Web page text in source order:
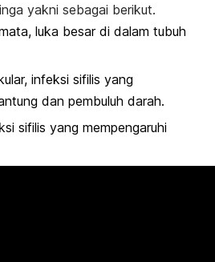
yakni sebagai berikut.
, luka besar di dalam tubuh
infeksi sifilis yang
dan pembuluh darah.
sifilis yang mempengaruhi